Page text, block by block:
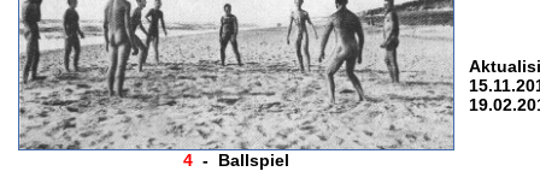
4 - Ballspiel